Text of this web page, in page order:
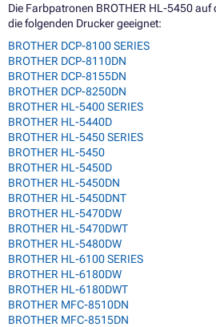
Die Farbpatronen BROTHER HL-5450 auf
die folgenden Drucker geeignet:
BROTHER DCP-8100 SERIES
BROTHER DCP-8110DN
BROTHER DCP-8155DN
BROTHER DCP-8250DN
BROTHER HL-5400 SERIES
BROTHER HL-5440D
BROTHER HL-5450 SERIES
BROTHER HL-5450
BROTHER HL-5450D
BROTHER HL-5450DN
BROTHER HL-5450DNT
BROTHER HL-5470DW
BROTHER HL-5470DWT
BROTHER HL-5480DW
BROTHER HL-6100 SERIES
BROTHER HL-6180DW
BROTHER HL-6180DWT
BROTHER MFC-8510DN
BROTHER MFC-8515DN